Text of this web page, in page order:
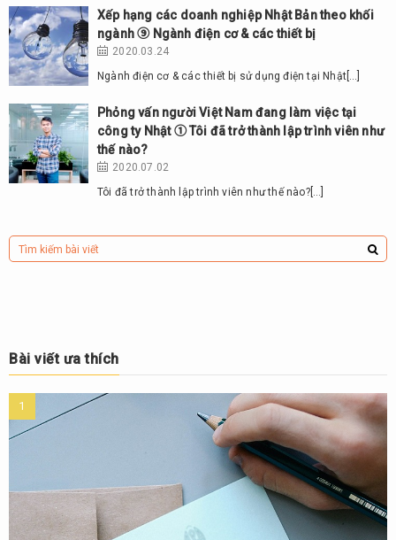
Xếp hạng các doanh nghiệp Nhật Bản theo khối
ngành ⑨ Ngành điện cơ & các thiết bị
2020.03.24
Ngành điện cơ & các thiết bị sử dụng điện tại Nhật[…]
Phỏng vấn người Việt Nam đang làm việc tại
công ty Nhật ① Tôi đã trở thành lập trình viên như
thế nào?
2020.07.02
Tôi đã trở thành lập trình viên như thế nào?[…]
Bài viết ưa thích